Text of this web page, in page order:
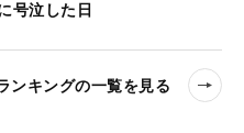
号泣した日
ンキングの一覧を見る